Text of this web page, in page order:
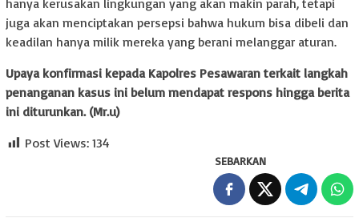
juga akan menciptakan persepsi bahwa hukum bisa dibeli dan
keadilan hanya milik mereka yang berani melanggar aturan.
Upaya konfirmasi kepada Kapolres Pesawaran terkait langkah
penanganan kasus ini belum mendapat respons hingga berita
ini diturunkan. (Mr.u)
Post Views: 134
SEBARKAN